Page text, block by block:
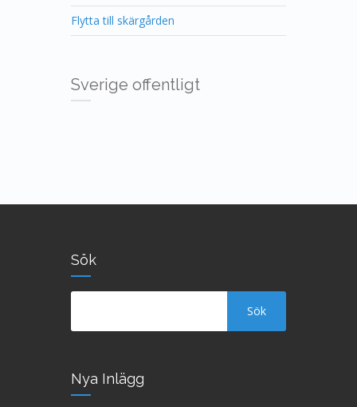
Flytta till skärgården
Sverige offentligt
Sök
Nya Inlägg